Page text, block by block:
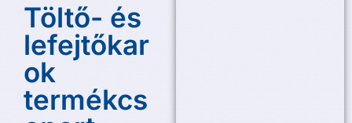
Töltő- és
lefejtőkar
ok
termékcs